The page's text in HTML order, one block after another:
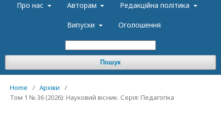
Про нас Авторам Редакційна політика
Випуски Оголошення
Пошук
Home / Архіви
/
Том 1 № 36 (2026): Науковий вісник. Серія: Педагогіка